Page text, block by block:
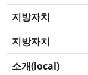
지방자치
지방자치
소개(local)